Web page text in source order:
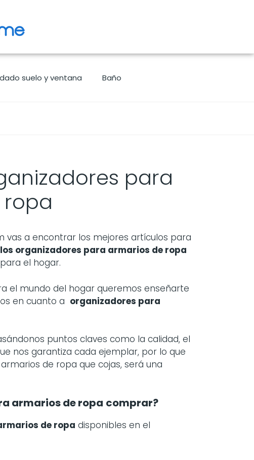
suelo y ventana Baño
para
vas a encontrar los mejores artículos para
los organizadores para armarios de ropa
el hogar.
el mundo del hogar queremos enseñarte
en cuanto a organizadores para
puntos claves como la calidad, el
nos garantiza cada ejemplar, por lo que
de ropa que cojas, será una
armarios de ropa comprar?
de ropa disponibles en el